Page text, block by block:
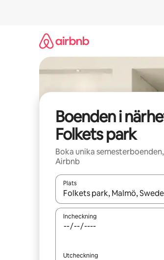
Boenden i
Folkets park
Boka unika
Airbnb
Plats
När resultaten är tillgängliga
Incheckning
Utcheckning